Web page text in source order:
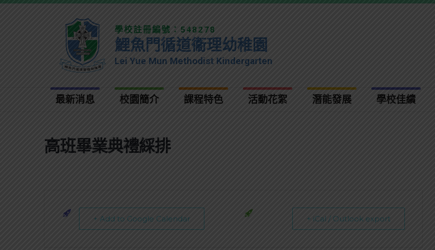
學校註冊編號：548278
鯉魚門循道衞理幼稚園
Lei Yue Mun Methodist Kindergarten
最新消息 校園簡介 課程特色 活動花絮 潛能發展 學校佳績
高班畢業典禮綵排
+ Add to Google Calendar + iCal / Outlook export